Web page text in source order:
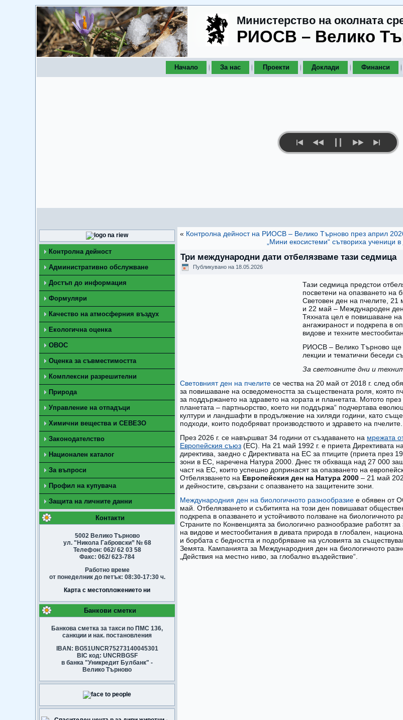
Министерство на околната
РИОСВ – Велико
Начало За нас Проекти Доклади Финанси
Контролна дейност
Административно обслужване
Достъп до информация
Формуляри
Качество на атмосферния въздух
Екологична оценка
ОВОС
Оценка за съвместимостта
Комплексни разрешителни
Природа
Управление на отпадъци
Химични вещества и СЕВЕЗО
Законодателство
Национален каталог
За въпроси
Профил на купувача
Защита на личните данни
Контакти
5002 Велико Търново
ул. "Никола Габровски” № 68
Телефон: 062/ 62 03 58
Факс: 062/ 623-784
Работно време
от понеделник до петък: 08:30-17:30 ч.
Карта с местопложението ни
Банкови сметки
Банкова сметка за такси по ПМС 136,
санкции и нак. постановления
IBAN: BG51UNCR75273140045301
BIC код: UNCRBGSF
в банка "Уникредит Булбанк" -
Велико Търново
« Контролна дейност на РИОСВ – Велико Търново през април
„Мини екосистеми“ сътвориха ученици
Три международни дати отбелязваме тази седмица
Публикувано на 18.05.2026
Тази седмица предстои
посветени на опазването на
Световен ден на пчелите,
и 22 май – Международен ден
Тяхната цел е повишаване
ангажираност и подкрепа в
видове и техните
РИОСВ – Велико Търново ще
лекции и тематични беседи
За световните дни и
Световният ден на пчелите се чества на 20 май от 2018 г. след
за повишаване на осведомеността за съществената роля, която
за поддържането на здравето на хората и планетата. Мотото през
планетата – партньорство, което ни поддържа“ подчертава
култури и ландшафти в продължение на хиляди години, като
подходи, които подобряват производството и здравето на пчелите.
През 2026 г. се навършват 34 години от създаването на мрежата
Европейския съюз (ЕС). На 21 май 1992 г. е приета Директивата
директива, заедно с Директивата на ЕС за птиците (приета през
зони в ЕС, наречена Натура 2000. Днес тя обхваща над 27 000
част на ЕС, които успешно допринасят за опазването на
Отбелязването на Европейския ден на Натура 2000 – 21 май
и дейностите, свързани с опазването на защитените зони.
Международния ден на биологичното разнообразие е обявен от
май. Отбелязването и събитията на този ден повишават
подкрепа в опазването и устойчивото ползване на биологичното
Страните по Конвенцията за биологично разнообразие работят
на видове и местообитания в дивата природа в глобален,
и борбата с бедността и подобряване на условията за
Земята. Кампанията за Международния ден на биологичното
„Действия на местно ниво, за глобално въздействие“.